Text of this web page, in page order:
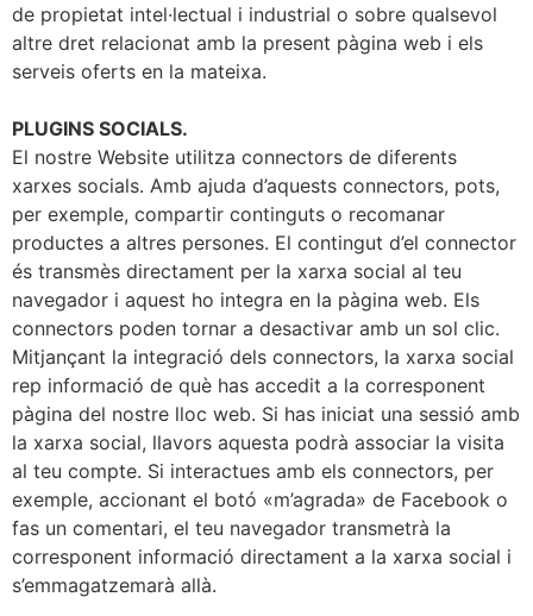
de propietat intel·lectual i industrial o sobre qualsevol
altre dret relacionat amb la present pàgina web i els
serveis oferts en la mateixa.
PLUGINS SOCIALS.
El nostre Website utilitza connectors de diferents
xarxes socials. Amb ajuda d’aquests connectors, pots,
per exemple, compartir continguts o recomanar
productes a altres persones. El contingut d’el connector
és transmès directament per la xarxa social al teu
navegador i aquest ho integra en la pàgina web. Els
connectors poden tornar a desactivar amb un sol clic.
Mitjançant la integració dels connectors, la xarxa social
rep informació de què has accedit a la corresponent
pàgina del nostre lloc web. Si has iniciat una sessió amb
la xarxa social, llavors aquesta podrà associar la visita
al teu compte. Si interactues amb els connectors, per
exemple, accionant el botó «m’agrada» de Facebook o
fas un comentari, el teu navegador transmetrà la
corresponent informació directament a la xarxa social i
s’emmagatzemarà allà.